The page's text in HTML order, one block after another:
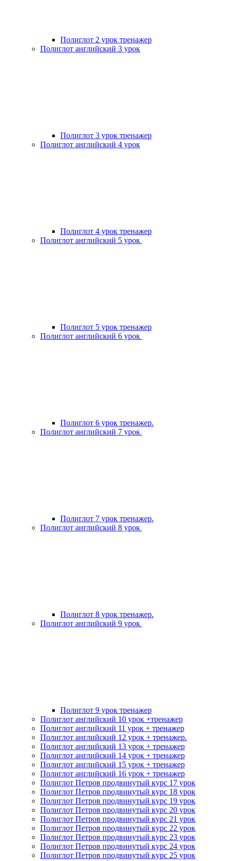
Полиглот 2 урок тренажер
Полиглот английский 3 урок
Полиглот 3 урок тренажер
Полиглот английский 4 урок
Полиглот 4 урок тренажер
Полиглот английский 5 урок
Полиглот 5 урок тренажер
Полиглот английский 6 урок
Полиглот 6 урок тренажер.
Полиглот английский 7 урок
Полиглот 7 урок тренажер.
Полиглот английский 8 урок
Полиглот 8 урок тренажер.
Полиглот английский 9 урок
Полиглот 9 урок тренажер
Полиглот английский 10 урок +тренажер
Полиглот английский 11 урок + тренажер
Полиглот английский 12 урок + тренажер.
Полиглот английский 13 урок + тренажер
Полиглот английский 14 урок + тренажер
Полиглот английский 15 урок + тренажер
Полиглот английский 16 урок + тренажер
Полиглот Петров продвинутый курс 17 урок
Полиглот Петров продвинутый курс 18 урок
Полиглот Петров продвинутый курс 19 урок
Полиглот Петров продвинутый курс 20 урок
Полиглот Петров продвинутый курс 21 урок
Полиглот Петров продвинутый курс 22 урок
Полиглот Петров продвинутый курс 23 урок
Полиглот Петров продвинутый курс 24 урок
Полиглот Петров продвинутый курс 25 урок